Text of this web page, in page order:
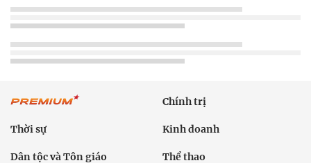
Chính trị
Thời sự Kinh doanh
Dân tộc và Tôn giáo Thể thao